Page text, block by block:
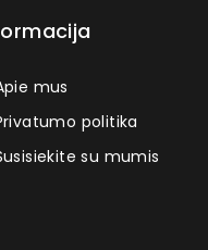
mus
politika
su mumis